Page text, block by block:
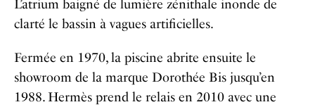
L’atrium baigné de lumière zénithale inonde de
clarté le bassin à vagues artificielles.
Fermée en 1970, la piscine abrite ensuite le
showroom de la marque Dorothée Bis jusqu’en
1988. Hermès prend le relais en 2010 avec une